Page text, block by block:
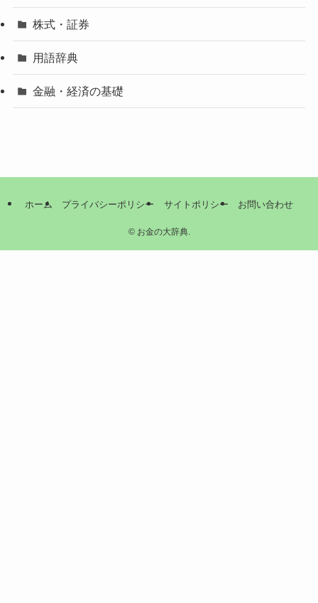
株式・証券
用語辞典
金融・経済の基礎
ホーム プライバシーポリシー サイトポリシー お問い合わせ
©お金の大辞典.